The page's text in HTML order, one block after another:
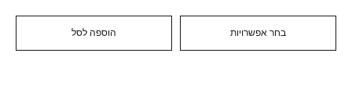
בחר אפשרויות הוספה לסל